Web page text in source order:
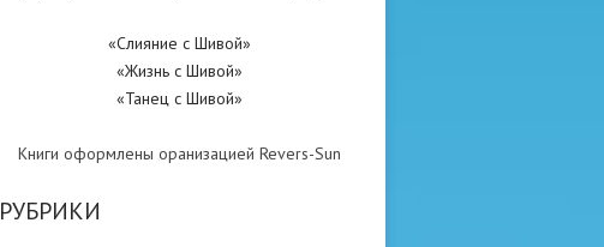
«Слияние с Шивой»
«Жизнь с Шивой»
«Танец с Шивой»
Книги оформлены оранизацией Revers-Sun
РУБРИКИ